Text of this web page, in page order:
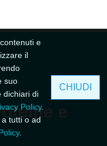
e
e
il
suo
dichiari di
Policy.
tutti o ad
.
CHIUDI